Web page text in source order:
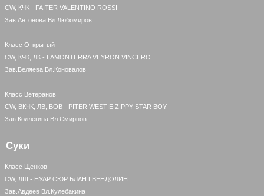
Класс Щенков
CW, ЛЩ - НУАР СЮР БЛАН ГВЕНДОЛИН
Зав.Авдеев Вл.Кулебакина
CW, КЧК - FAITER VALENTINO ROSSI
Зав.Антонова Вл.Любомиров
Класс Открытый
CW, КЧК, ЛК - LAMONTERRA VEYRON VINCERO
Зав.Беляева Вл.Коновалов
Класс Ветеранов
CW, ВКЧК, ЛВ, BOB - PITER WESTIE ZIPPY STAR BOY
Зав.Коллегина Вл.Смирнов
Суки